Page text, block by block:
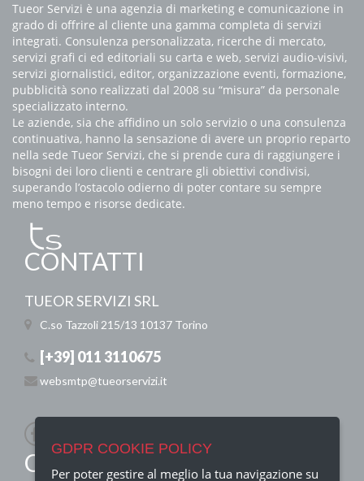
Tueor Servizi è una agenzia di marketing e comunicazione in
grado di offrire al cliente una gamma completa di servizi
integrati. Consulenza personalizzata, ricerche di mercato,
servizi grafi ci ed editoriali su carta e web, servizi audio-visivi,
servizi giornalistici, editor, organizzazione eventi, formazione,
pubblicità sono realizzati dal 2008 su “misura” da personale
specializzato interno.
Le aziende, sia che affidino un solo servizio o una consulenza
continuativa, hanno la sensazione di avere un proprio reparto
nella sede Tueor Servizi, che si prende cura di raggiungere i
bisogni dei loro clienti e centrare gli obiettivi condivisi,
superando l’ostacolo odierno di poter contare su sempre
meno tempo e risorse dedicate.
CONTATTI
TUEOR SERVIZI SRL
C.so Tazzoli 215/13 10137 Torino
[+39] 011 3110675
websmtp@tueorservizi.it
QUICK MENU
GDPR COOKIE POLICY
Per poter gestire al meglio la tua navigazione su